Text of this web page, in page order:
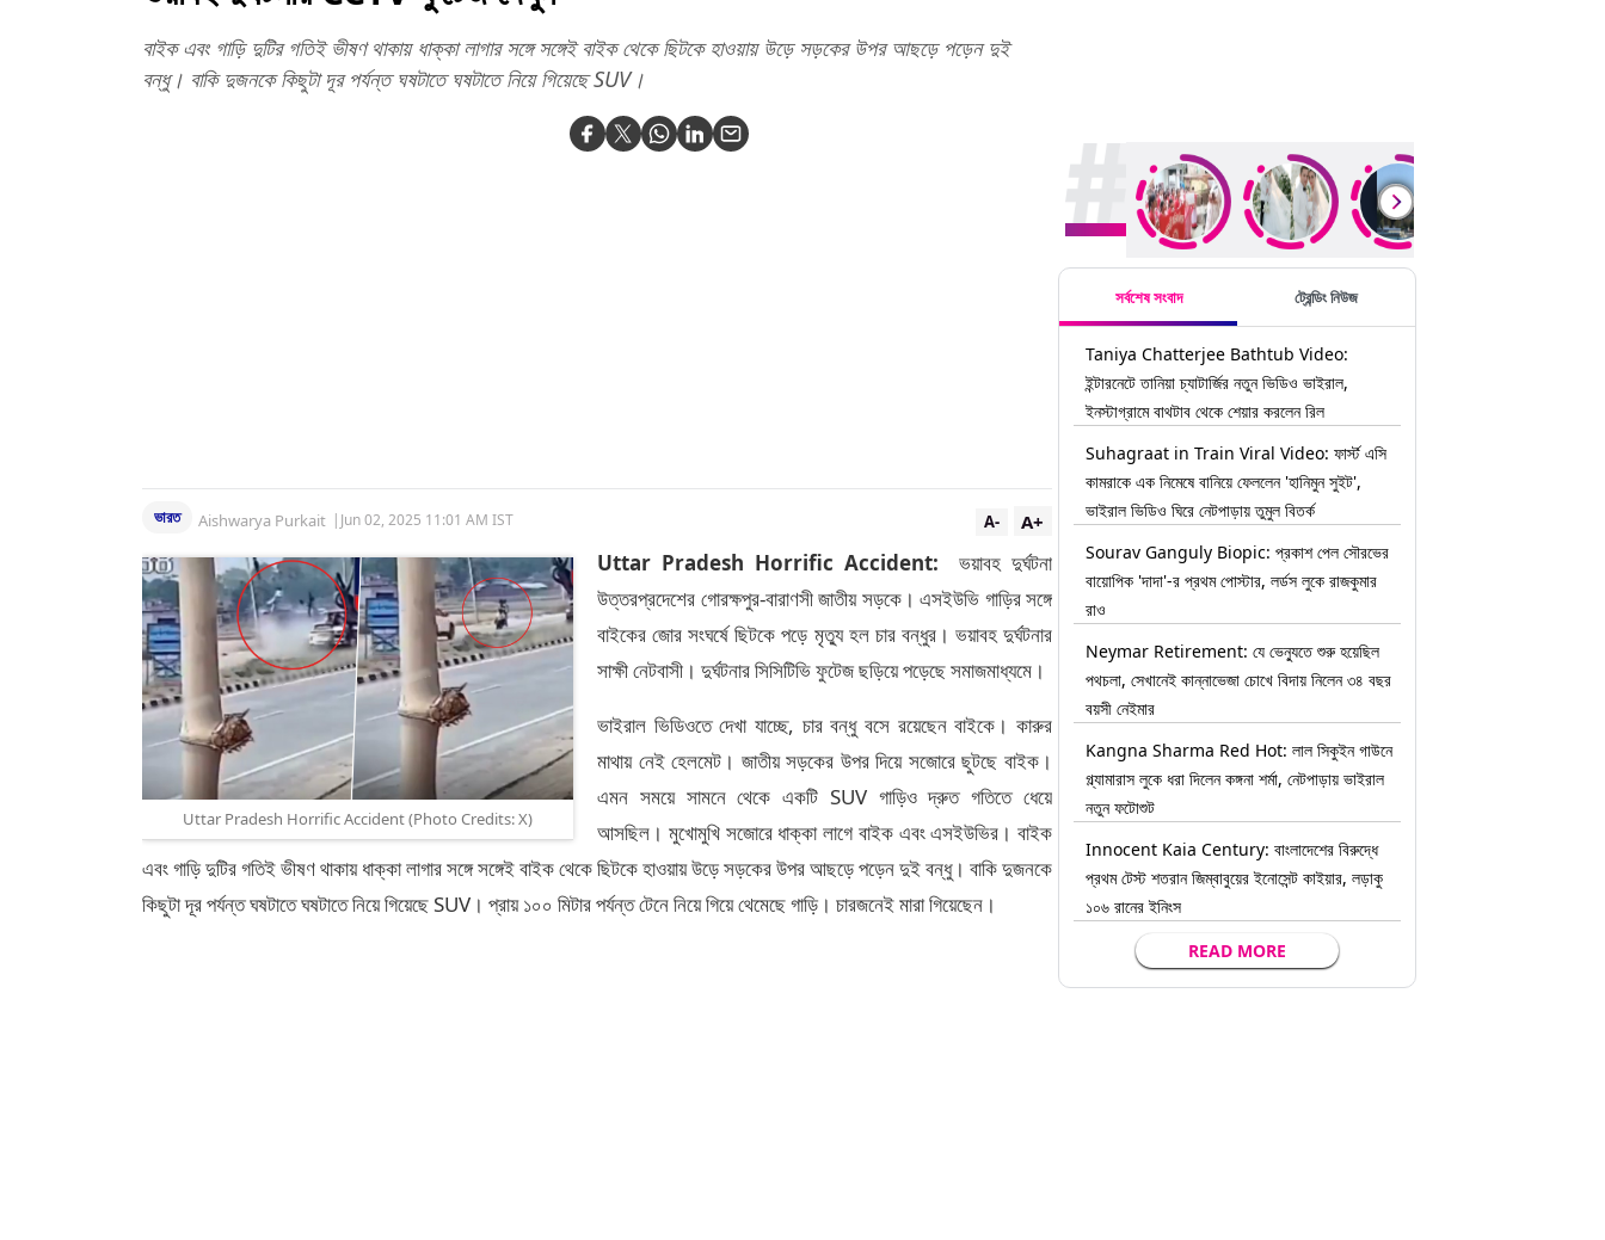
বাইক এবং গাড়ি দুটির গতিই ভীষণ থাকায় ধাক্কা লাগার সঙ্গে সঙ্গেই বাইক থেকে ছিটকে হাওয়ায় উড়ে সড়কের উপর আছড়ে পড়েন দুই
বন্ধু। বাকি দুজনকে কিছুটা দূর পর্যন্ত ঘষটাতে ঘষটাতে নিয়ে গিয়েছে SUV।
ভারত Aishwarya Purkait | Jun 02, 2025 11:01 AM IST A+
A-
Uttar Pradesh Horrific Accident (Photo Credits: X)
Uttar Pradesh Horrific Accident:
ভয়াবহ দুর্ঘটনা
উত্তরপ্রদেশের গোরক্ষপুর-বারাণসী জাতীয় সড়কে। এসইউভি গাড়ির সঙ্গে
বাইকের জোর সংঘর্ষে ছিটকে পড়ে মৃত্যু হল চার বন্ধুর। ভয়াবহ দুর্ঘটনার
সাক্ষী নেটবাসী। দুর্ঘটনার সিসিটিভি ফুটেজ ছড়িয়ে পড়েছে সমাজমাধ্যমে।
ভাইরাল ভিডিওতে দেখা যাচ্ছে, চার বন্ধু বসে রয়েছেন বাইকে। কারুর
মাথায় নেই হেলমেট। জাতীয় সড়কের উপর দিয়ে সজোরে ছুটছে বাইক।
এমন সময়ে সামনে থেকে একটি SUV গাড়িও দ্রুত গতিতে ধেয়ে
আসছিল। মুখোমুখি সজোরে ধাক্কা লাগে বাইক এবং এসইউভির। বাইক
এবং গাড়ি দুটির গতিই ভীষণ থাকায় ধাক্কা লাগার সঙ্গে সঙ্গেই বাইক থেকে ছিটকে হাওয়ায় উড়ে সড়কের উপর আছড়ে পড়েন দুই বন্ধু। বাকি দুজনকে
কিছুটা দূর পর্যন্ত ঘষটাতে ঘষটাতে নিয়ে গিয়েছে SUV। প্রায় ১০০ মিটার পর্যন্ত টেনে নিয়ে গিয়ে থেমেছে গাড়ি। চারজনেই মারা গিয়েছেন।
সর্বশেষ সংবাদ ট্রেন্ডিং নিউজ
Taniya Chatterjee Bathtub Video:
ইন্টারনেটে তানিয়া চ্যাটার্জির নতুন ভিডিও ভাইরাল,
ইনস্টাগ্রামে বাথটাব থেকে শেয়ার করলেন রিল
Suhagraat in Train Viral Video: ফার্স্ট এসি
কামরাকে এক নিমেষে বানিয়ে ফেললেন 'হানিমুন সুইট',
ভাইরাল ভিডিও ঘিরে নেটপাড়ায় তুমুল বিতর্ক
Sourav Ganguly Biopic: প্রকাশ পেল সৌরভের
বায়োপিক 'দাদা'-র প্রথম পোস্টার, লর্ডস লুকে রাজকুমার
রাও
Neymar Retirement: যে ভেন্যুতে শুরু হয়েছিল
পথচলা, সেখানেই কান্নাভেজা চোখে বিদায় নিলেন ৩৪ বছর
বয়সী নেইমার
Kangna Sharma Red Hot: লাল সিকুইন গাউনে
গ্ল্যামারাস লুকে ধরা দিলেন কঙ্গনা শর্মা, নেটপাড়ায় ভাইরাল
নতুন ফটোশুট
Innocent Kaia Century: বাংলাদেশের বিরুদ্ধে
প্রথম টেস্ট শতরান জিম্বাবুয়ের ইনোসেন্ট কাইয়ার, লড়াকু
১০৬ রানের ইনিংস
READ MORE